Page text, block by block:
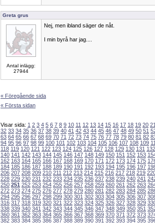
Greta grus
Antal inlägg:
27944
Nej, men ibland säger de nåt.
I min byrå har jag....
« Föregående sida
« Första sidan
Visar sida: 1 2 3 4 5 6 7 8 9 10 11 12 13 14 15 16 17 18 19 20 21
32 33 34 35 36 37 38 39 40 41 42 43 44 45 46 47 48 49 50 51
63 64 65 66 67 68 69 70 71 72 73 74 75 76 77 78 79 80 81 82
94 95 96 97 98 99 100 101 102 103 104 105 106 107 108 109
118 119 120 121 122 123 124 125 126 127 128 129 130 131 132
140 141 142 143 144 145 146 147 148 149 150 151 152 153
162 163 164 165 166 167 168 169 170 171 172 173 174 175
184 185 186 187 188 189 190 191 192 193 194 195 196 197
206 207 208 209 210 211 212 213 214 215 216 217 218 219
228 229 230 231 232 233 234 235 236 237 238 239 240 241
250 251 252 253 254 255 256 257 258 259 260 261 262 263
272 273 274 275 276 277 278 279 280 281 282 283 284 285
294 295 296 297 298 299 300 301 302 303 304 305 306 307
316 317 318 319 320 321 322 323 324 325 326 327 328 329
338 339 340 341 342 343 344 345 346 347 348 349 350 351
360 361 362 363 364 365 366 367 368 369 370 371 372 373
382 383 384 385 386 387 388 389 390 391 392 393 394 395